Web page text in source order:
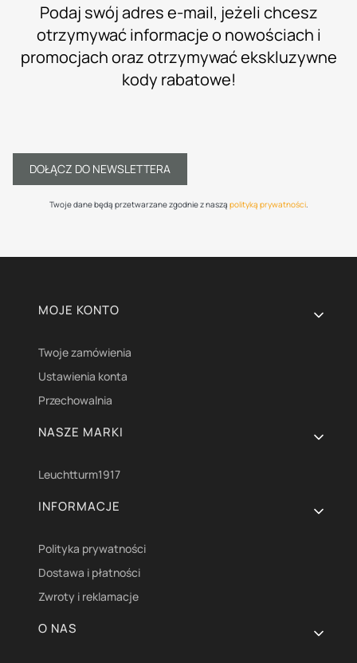
Podaj swój adres e-mail, jeżeli chcesz
otrzymywać informacje o nowościach i
promocjach oraz otrzymywać ekskluzywne
kody rabatowe!
DOŁĄCZ DO NEWSLETTERA
Twoje dane będą przetwarzane zgodnie z naszą polityką prywatności.
Linki w stopce
MOJE KONTO
Twoje zamówienia
Ustawienia konta
Przechowalnia
NASZE MARKI
Leuchtturm1917
INFORMACJE
Polityka prywatności
Dostawa i płatności
Zwroty i reklamacje
O NAS